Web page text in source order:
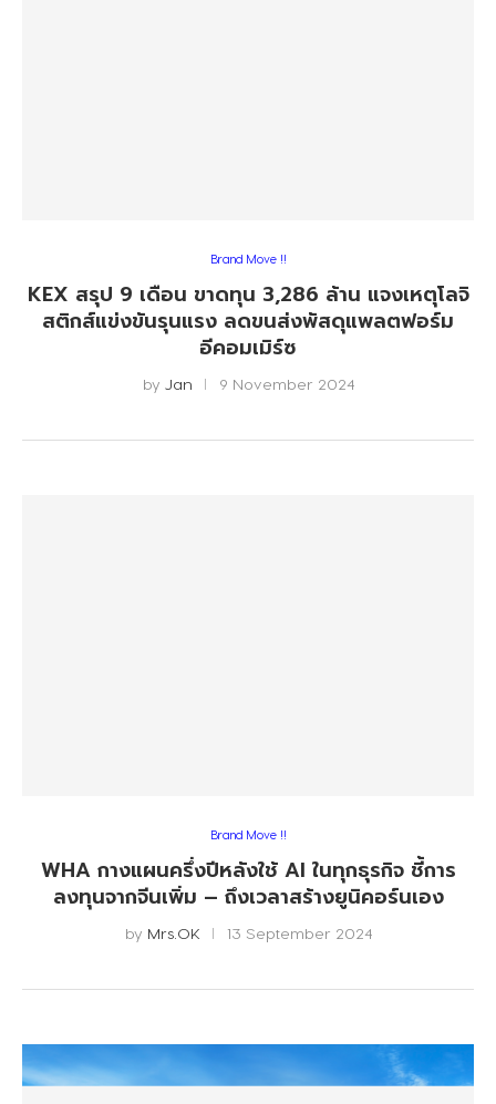
Brand Move !!
KEX สรุป 9 เดือน ขาดทุน 3,286 ล้าน แจงเหตุโลจิ
สติกส์แข่งขันรุนแรง ลดขนส่งพัสดุแพลตฟอร์ม
อีคอมเมิร์ซ
by Jan 9 November 2024
Brand Move !!
WHA กางแผนครึ่งปีหลังใช้ AI ในทุกธุรกิจ ชี้การ
ลงทุนจากจีนเพิ่ม – ถึงเวลาสร้างยูนิคอร์นเอง
by Mrs.OK 13 September 2024